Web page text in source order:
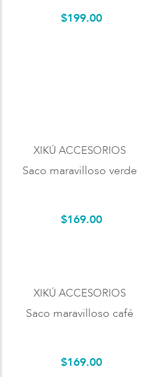
$199.00
XIKÚ ACCESORIOS
Saco maravilloso verde
$169.00
XIKÚ ACCESORIOS
Saco maravilloso café
$169.00